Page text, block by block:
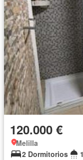
120.000 €
Melilla
2 Dormitorios